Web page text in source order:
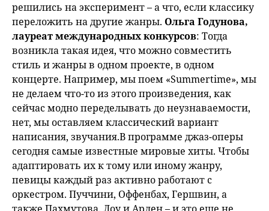
решились на эксперимент – а что, если классику
переложить на другие жанры. Ольга Годунова,
лауреат международных конкурсов: Тогда
возникла такая идея, что можно совместить
стиль и жанры в одном проекте, в одном
концерте. Например, мы поем «Summertime», мы
не делаем что-то из этого произведения, как
сейчас модно переделывать до неузнаваемости,
нет, мы оставляем классический вариант
написания, звучания.В программе джаз-оперы
сегодня самые известные мировые хиты. Чтобы
адаптировать их к тому или иному жанру,
певицы каждый раз активно работают с
оркестром. Пуччини, Оффенбах, Гершвин, а